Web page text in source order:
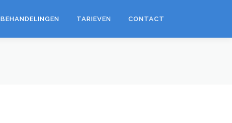
BEHANDELINGEN TARIEVEN CONTACT